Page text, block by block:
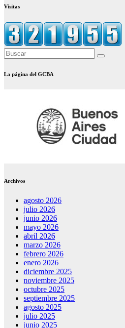
Visitas
La página del GCBA
Archivos
agosto 2026
julio 2026
junio 2026
mayo 2026
abril 2026
marzo 2026
febrero 2026
enero 2026
diciembre 2025
noviembre 2025
octubre 2025
septiembre 2025
agosto 2025
julio 2025
junio 2025